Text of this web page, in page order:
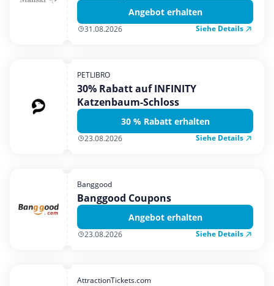
Angebot erhalten
31.08.2026 Siehe Details
PETLIBRO
30% Rabatt auf INFINITY
Katzenbaum-Schloss
30 % Rabatt erhalten
23.08.2026 Siehe Details
Banggood
Banggood Coupons
Angebot erhalten
23.08.2026 Siehe Details
AttractionTickets.com